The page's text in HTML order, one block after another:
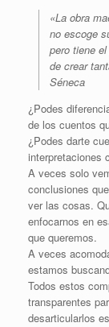
«La obra
no escoge
pero tiene
de crear
Séneca
¿Podes
de los cuentos
¿Podes darte
interpretaciones
A veces solo
conclusiones
ver las cosas.
enfocarnos en
que queremos.
A veces
estamos
Todos estos
transparentes
desarticularlos